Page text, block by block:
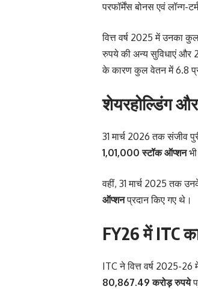
परफॉर्मेंस बोनस एवं लॉन्ग-
वित्त वर्ष 2025 में उनका
रुपये की अन्य सुविधाएं और
के कारण कुल वेतन में 6.8
शेयरहोल्डिंग
31 मार्च 2026 तक संजीव
1,01,000 स्टॉक ऑप्शन
वहीं, 31 मार्च 2025 तक
ऑप्शनप्रदान किए गए थे।
FY26 में ITC
ITC ने वित्त वर्ष 2025-26
80,867.49 करोड़ रुपये